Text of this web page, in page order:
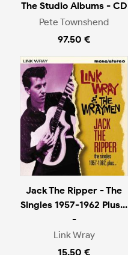
The Studio Albums - CD
Pete Townshend
97.50 €
Jack The Ripper - The
Singles 1957-1962 Plus...
-
Link Wray
15.50 €